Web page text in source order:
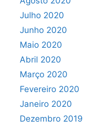
Julho 2020
Junho 2020
Maio 2020
Abril 2020
Março 2020
Fevereiro 2020
Janeiro 2020
Dezembro 2019